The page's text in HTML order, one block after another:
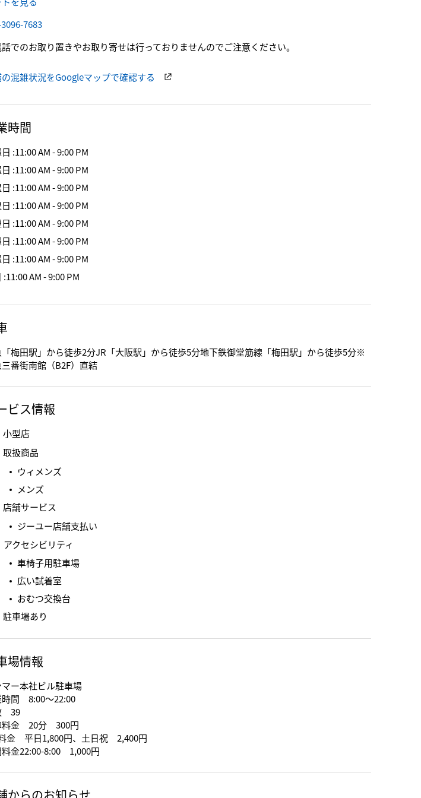
7683
でのお取り置きやお取り寄せは行っておりませんのでご注意ください。
混雑状況をGoogleマップで確認する
時間
:11:00 AM - 9:00 PM
:11:00 AM - 9:00 PM
:11:00 AM - 9:00 PM
:11:00 AM - 9:00 PM
:11:00 AM - 9:00 PM
:11:00 AM - 9:00 PM
:11:00 AM - 9:00 PM
:11:00 AM - 9:00 PM
「梅田駅」から徒歩2分JR「大阪駅」から徒歩5分地下鉄御堂筋線「梅田駅」から徒歩5分※
番街南館（B2F）直結
ビス情報
小型店
取扱商品
ウィメンズ
メンズ
店舗サービス
ジーユー店舗支払い
アクセシビリティ
車椅子用駐車場
広い試着室
おむつ交換台
駐車場あり
場情報
ー本社ビル駐車場
時間 8:00～22:00
39
料金 20分 300円
金 平日1,800円、土日祝 2,400円
金22:00-8:00 1,000円